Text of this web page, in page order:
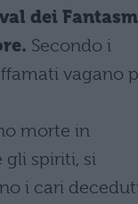
dei
Secondo i
vagano
morte in
gli spiriti, si
i cari